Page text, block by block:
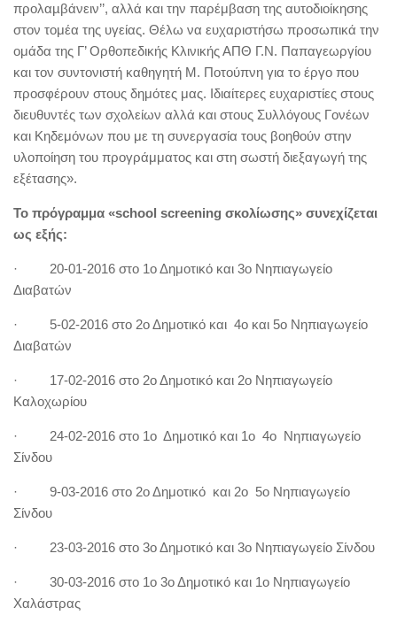
προλαµβάνειν’’, αλλά και την παρέμβαση της αυτοδιοίκησης
στον τομέα της υγείας. Θέλω να ευχαριστήσω προσωπικά την
ομάδα της Γ’ Ορθοπεδικής Κλινικής ΑΠΘ Γ.Ν. Παπαγεωργίου
και τον συντονιστή καθηγητή Μ. Ποτούπνη για το έργο που
προσφέρουν στους δημότες μας. Ιδιαίτερες ευχαριστίες στους
διευθυντές των σχολείων αλλά και στους Συλλόγους Γονέων
και Κηδεμόνων που με τη συνεργασία τους βοηθούν στην
υλοποίηση του προγράμματος και στη σωστή διεξαγωγή της
εξέτασης».
Το πρόγραμμα «school screening σκολίωσης» συνεχίζεται
ως εξής:
· 20-01-2016 στο 1ο Δημοτικό και 3ο Νηπιαγωγείο
Διαβατών
· 5-02-2016 στο 2ο Δημοτικό και 4ο και 5ο Νηπιαγωγείο
Διαβατών
· 17-02-2016 στο 2ο Δημοτικό και 2ο Νηπιαγωγείο
Καλοχωρίου
· 24-02-2016 στο 1ο Δημοτικό και 1ο 4ο Νηπιαγωγείο
Σίνδου
· 9-03-2016 στο 2ο Δημοτικό και 2ο 5ο Νηπιαγωγείο
Σίνδου
· 23-03-2016 στο 3ο Δημοτικό και 3ο Νηπιαγωγείο Σίνδου
· 30-03-2016 στο 1ο 3ο Δημοτικό και 1ο Νηπιαγωγείο
Χαλάστρας